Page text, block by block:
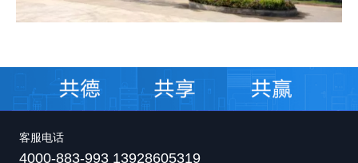
客服电话
4000-883-993 13928605319